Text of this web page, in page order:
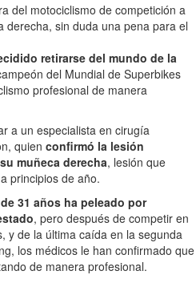
del motociclismo de competición a
derecha, sin duda una pena para el
retirarse del mundo de la
del Mundial de Superbikes
profesional de manera
a un especialista en cirugía
quien confirmó la lesión
muñeca derecha, lesión que
principios de año.
31 años ha peleado por
, pero después de competir en
y de la última caída en la segunda
los médicos le han confirmado que
de manera profesional.